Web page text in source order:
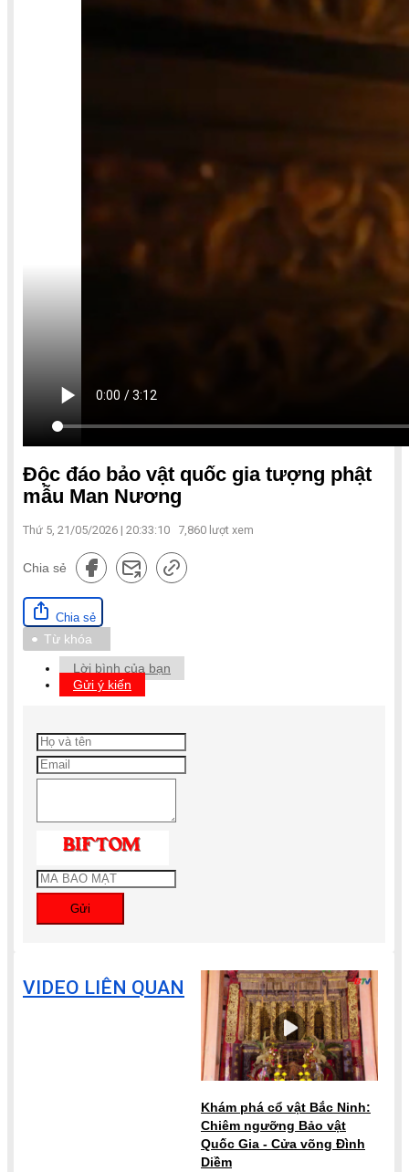
Độc đáo bảo vật quốc gia tượng phật
mẫu Man Nương
Thứ 5, 21/05/2026 | 20:33:10 7,860 lượt xem
Chia sẻ
Chia sẻ
Từ khóa
Lời bình của bạn
Gửi ý kiến
Gửi
VIDEO LIÊN QUAN
Khám phá cổ vật Bắc Ninh:
Chiêm ngưỡng Bảo vật
Quốc Gia - Cửa võng Đình
Diềm